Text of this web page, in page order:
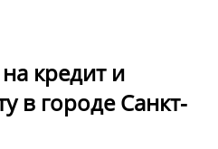
кредит и
в городе Санкт-